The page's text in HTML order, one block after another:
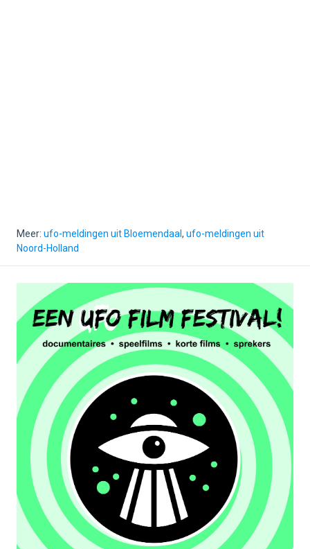
Meer: ufo-meldingen uit Bloemendaal , ufo-meldingen uit
Noord-Holland